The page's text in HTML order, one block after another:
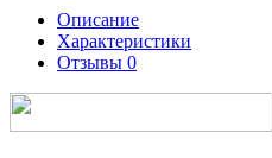
Описание
Характеристики
Отзывы 0